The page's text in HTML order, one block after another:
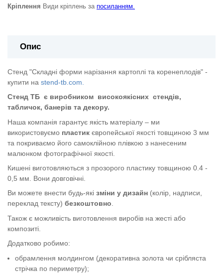
Кріплення Види кріплень за посиланням.
Опис
Стенд "Складні форми нарізання картоплі та коренеплодів" -
купити на stend-tb.com.
Стенд ТБ є виробником високоякісних стендів,
табличок, банерів та декору.
Наша компанія гарантує якість матеріалу – ми
використовуємо пластик європейської якості товщиною 3 мм
та покриваємо його самоклійною плівкою з нанесеним
малюнком фотографічної якості.
Кишені виготовляються з прозорого пластику товщиною 0.4 -
0,5 мм. Вони довговічні.
Ви можете внести будь-які зміни у дизайн (колір, надписи,
переклад тексту) безкоштовно.
Також є можливість виготовлення виробів на жесті або
композиті.
Додатково робимо:
обрамлення молдингом (декоративна золота чи срібляста
стрічка по периметру);